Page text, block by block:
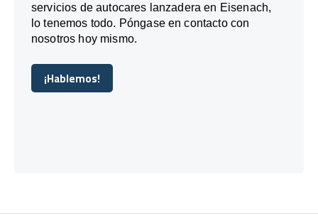
servicios de autocares lanzadera en Eisenach,
lo tenemos todo. Póngase en contacto con
nosotros hoy mismo.
¡Hablemos!
¡Hablemos!